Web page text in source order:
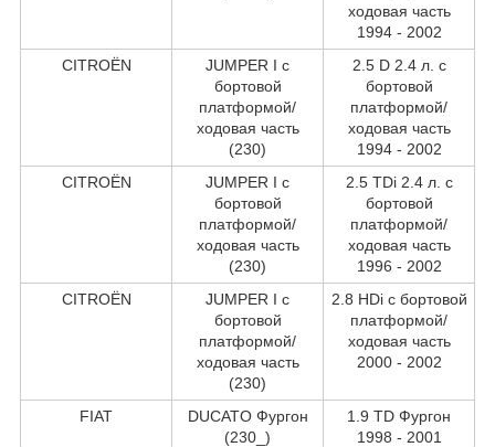
ходовая часть
1994 - 2002
CITROËN
JUMPER I c
бортовой
платформой/
ходовая часть
(230)
2.5 D 2.4 л. c
бортовой
платформой/
ходовая часть
1994 - 2002
CITROËN
JUMPER I c
бортовой
платформой/
ходовая часть
(230)
2.5 TDi 2.4 л. c
бортовой
платформой/
ходовая часть
1996 - 2002
CITROËN
JUMPER I c
бортовой
платформой/
ходовая часть
(230)
2.8 HDi c бортовой
платформой/
ходовая часть
2000 - 2002
FIAT
DUCATO Фургон
(230_)
1.9 TD Фургон
1998 - 2001